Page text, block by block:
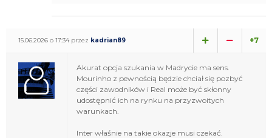
15.06.2026 o 17:34 przez kadrian89 +7
Akurat opcja szukania w Madrycie ma sens.
Mourinho z pewnością będzie chciał się pozbyć
części zawodników i Real może być skłonny
udostępnić ich na rynku na przyzwoitych
warunkach.
Inter właśnie na takie okazje musi czekać.